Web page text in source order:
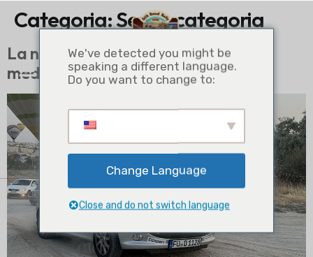
REGISTRARSI AL RADUNO
Categoria:Senza categoria
La nostra visita in Cappadocia nei
media locali
We've detected you might be
speaking a different language.
Do you want to change to:
Change Language
Close and do not switch language